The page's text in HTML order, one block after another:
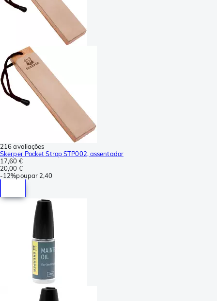
216 avaliações
Skerper Pocket Strop STP002, assentador
17,60 €
20,00 €
-12%poupar 2,40